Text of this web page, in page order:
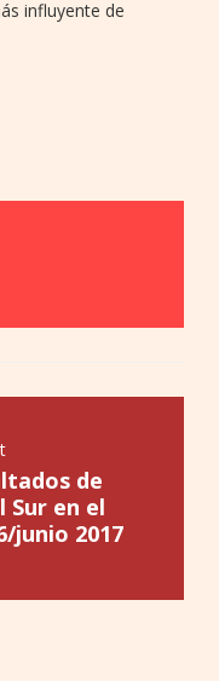
influyente de
de
Sur en el
junio 2017